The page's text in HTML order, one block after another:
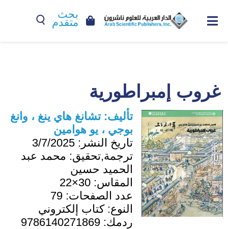
بحث
متقدم
غروب إمبراطورية
تأليف:تشانغ هاي ينغ ، وانغ
بوجي ، يو هوامين
تاريخ النشر: 3/7/2025
ترجمة,تحقيق: محمد عبد
الحميد حسين
المقاس: 30×22
عدد الصفحات: 79
النوع:كتاب إلكتروني
ردمك: 9786140271869